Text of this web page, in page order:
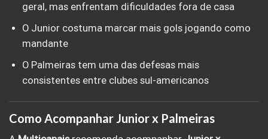
geral, mas enfrentam dificuldades fora de casa
O Junior costuma marcar mais gols jogando como
mandante
O Palmeiras tem uma das defesas mais
consistentes entre clubes sul-americanos
Como Acompanhar Junior x Palmeiras